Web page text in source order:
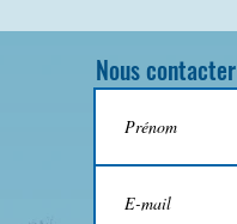
Nous contacter